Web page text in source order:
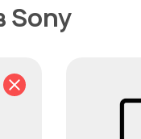
Sony